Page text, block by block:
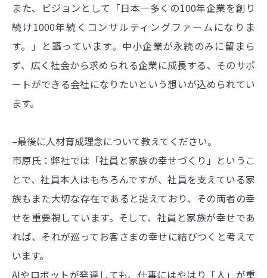
また、ビジョンとして「日本一多くの100年企業を創り
続け1000年続くコンサルティングファームになりま
す。」と謳っています。中小企業が永続のみに留まら
ず、広く社会から求められる企業に成長する、そのサポ
ートができる会社になりたいという想いが込められてい
ます。
–最後に人材育成理念について教えてください。
市原氏：弊社では「社員と家族の幸せづくり」というこ
とで、社員本人はもちろんですが、社員を支えている家
族もまた大切な存在であると捉えており、その両者の幸
せを重要視しています。そして、社員と家族が幸せであ
れば、それが巡ってお客さまの幸せに結びつくと考えて
います。
AIやロボットが発達しても、仕事にはやはり「人」が重